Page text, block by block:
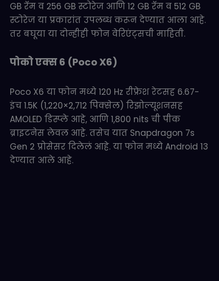
GB रॅम व 256 GB स्टोरेज आणि 12 GB रॅम व 512 GB
स्टोरेज या प्रकारांत उपलब्ध करून देण्यात आला आहे.
तर बघूया या दोन्हीही फोन वेरिएंट्सची माहिती.
पोको एक्स 6 (Poco X6)
Poco X6 या फोन मध्ये 120 Hz रीफ्रेश रेटसह 6.67-
इंच 1.5K (1,220×2,712 पिक्सेल) रिझोल्यूशनसह
AMOLED डिस्प्ले आहे, आणि 1,800 nits ची पीक
ब्राइटनेस लेवल आहे. तसेच यात Snapdragon 7s
Gen 2 प्रोसेसर दिलेलं आहे. या फोन मध्ये Android 13
देण्यात आले आहे.